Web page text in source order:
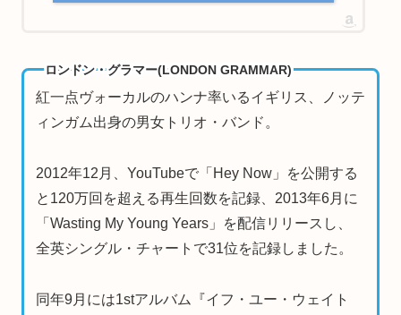
ロンドン・グラマー(LONDON GRAMMAR)
紅一点ヴォーカルのハンナ率いるイギリス、ノッテ
ィンガム出身の男女トリオ・バンド。
2012年12月、YouTubeで「Hey Now」を公開する
と120万回を超える再生回数を記録、2013年6月に
「Wasting My Young Years」を配信リリースし、
全英シングル・チャートで31位を記録しました。
同年9月には1stアルバム『イフ・ユー・ウェイト